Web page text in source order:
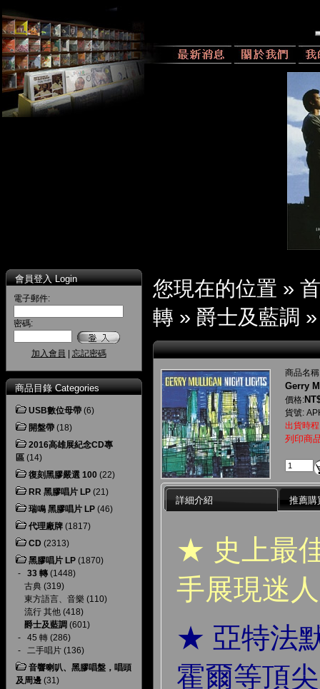
會員登入 Login
電子郵件:
密碼:
加入會員 忘記密碼
商品目錄 Categories
USB數位母帶 (6)
開盤帶 (18)
2016高雄展紀念CD專
區 (14)
復刻黑膠嚴選 100 (22)
RR 黑膠唱片 LP (21)
瑞鳴 黑膠唱片 LP (46)
代理廠牌 (1817)
CD (2313)
黑膠唱片 LP (1870)
- 33 轉 (1448)
古典 (319)
東方語言、音樂 (110)
流行 其他 (418)
爵士及藍調 (601)
- 45 轉 (286)
- 二手唱片 (136)
音響喇叭、黑膠唱盤，唱頭
及周邊 (31)
您現在的位置 »
轉 » 爵士及藍調
商品名
Gerry
價格:
貨號:
出貨時
列印商
詳細介紹 推薦購
★ 史上最
手展現迷
★ 亞特法
霍爾等頂